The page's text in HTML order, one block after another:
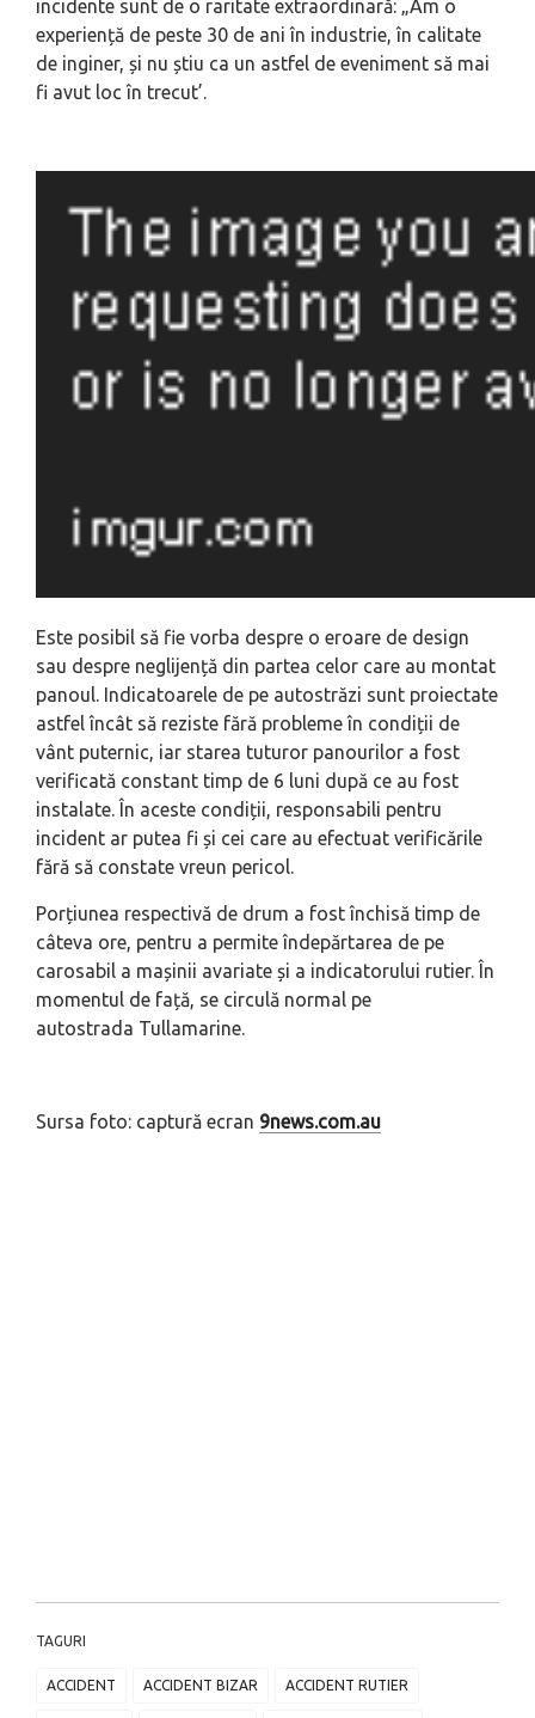
incidente sunt de o raritate extraordinară: „Am o
experiență de peste 30 de ani în industrie, în calitate
de inginer, și nu știu ca un astfel de eveniment să mai
fi avut loc în trecut’.
Este posibil să fie vorba despre o eroare de design
sau despre neglijență din partea celor care au montat
panoul. Indicatoarele de pe autostrăzi sunt proiectate
astfel încât să reziste fără probleme în condiții de
vânt puternic, iar starea tuturor panourilor a fost
verificată constant timp de 6 luni după ce au fost
instalate. În aceste condiții, responsabili pentru
incident ar putea fi și cei care au efectuat verificările
fără să constate vreun pericol.
Porțiunea respectivă de drum a fost închisă timp de
câteva ore, pentru a permite îndepărtarea de pe
carosabil a mașinii avariate și a indicatorului rutier. În
momentul de față, se circulă normal pe
autostrada Tullamarine.
Sursa foto: captură ecran 9news.com.au
TAGURI
ACCIDENT ACCIDENT BIZAR ACCIDENT RUTIER